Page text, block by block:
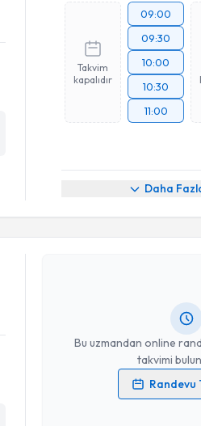
Takvim
kapalıdır
09:00
09:30
10:00
10:30
11:00
Daha
Bu uzmandan online
takvimi
Randevu
Randevu Takvimi Talebi
Op. Dr. Özge Bingölballı
Kişisel verilerimin